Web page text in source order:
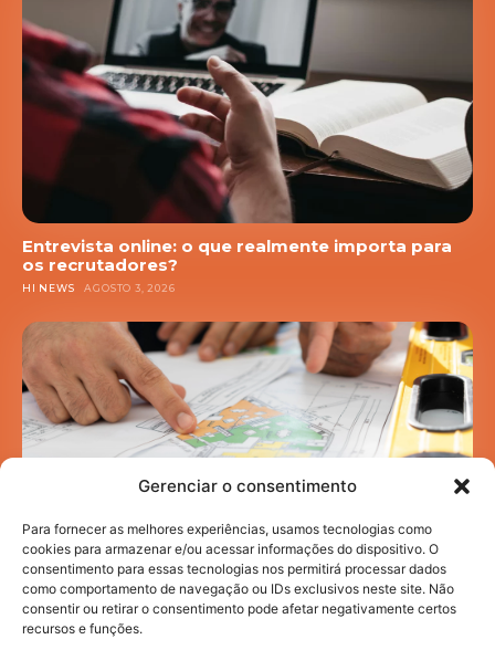
Gerenciar o consentimento
Para fornecer as melhores experiências, usamos tecnologias como
cookies para armazenar e/ou acessar informações do dispositivo. O
consentimento para essas tecnologias nos permitirá processar dados
como comportamento de navegação ou IDs exclusivos neste site. Não
consentir ou retirar o consentimento pode afetar negativamente certos
recursos e funções.
Entrevista online: o que realmente importa para
os recrutadores?
HI NEWS AGOSTO 3, 2026
Mobilidade acadêmica: como a infraestrutura
urbana impacta sua rotina de estudos
HI NEWS JULHO 30, 2026